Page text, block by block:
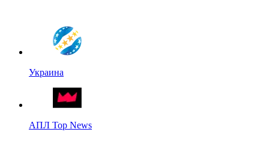
Украина
АПЛ Top News